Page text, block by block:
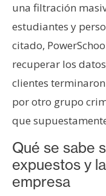
una filtración
estudiantes y
citado,
recuperar los
clientes
por otro grupo
que
Qué se sabe
expuestos y
empresa